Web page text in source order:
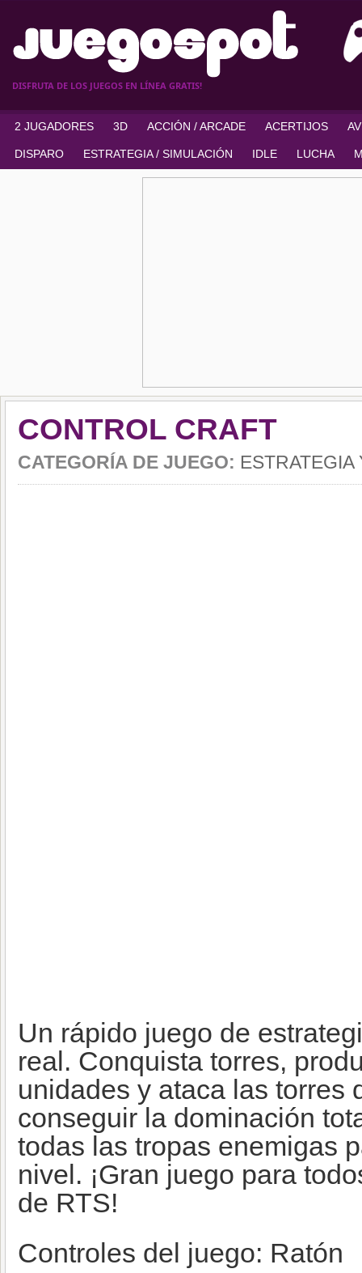
DISFRUTA DE LOS JUEGOS EN LÍNEA GRATIS!
2 JUGADORES 3D ACCIÓN / ARCADE ACERTIJOS
DISPARO ESTRATEGIA / SIMULACIÓN IDLE LUCHA
CONTROL CRAFT
CATEGORÍA DE JUEGO:
Un rápido juego de
real. Conquista torres,
unidades y ataca las torres
conseguir la dominación
todas las tropas enemigas
nivel. ¡Gran juego para
de RTS!
Controles del juego: Ratón